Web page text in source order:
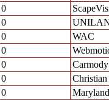
0
0
0
WAC
0
0
0
Christian
0